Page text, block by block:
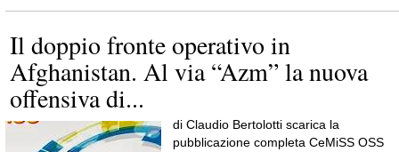
Il doppio fronte operativo in
Afghanistan. Al via “Azm” la nuova
offensiva di...
di Claudio Bertolotti scarica la
pubblicazione completa CeMiSS OSS